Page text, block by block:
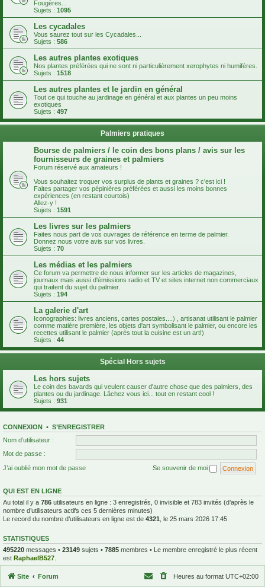
Fougères...
Sujets : 1095
Les cycadales
Vous saurez tout sur les Cycadales...
Sujets : 586
Les autres plantes exotiques
Nos plantes préférées qui ne sont ni particulièrement xerophytes ni humifères.
Sujets : 1518
Les autres plantes et le jardin en général
Tout ce qui touche au jardinage en général et aux plantes un peu moins
exotiques
Sujets : 497
Palmiers pratiques
Bourse de palmiers / le coin des bons plans / avis sur les
fournisseurs de graines et palmiers
Forum réservé aux amateurs !
Vous souhaitez troquer vos surplus de plants et graines ? c'est ici !
Faites partager vos pépinières préférées et aussi les moins bonnes
expériences (en restant courtois)
Allez-y !
Sujets : 1591
Les livres sur les palmiers
Faites nous part de vos ouvrages de référence en terme de palmier.
Donnez nous votre avis sur vos livres.
Sujets : 70
Les médias et les palmiers
Ce forum va permettre de nous informer sur les articles de magazines,
journaux mais aussi d'émissions radio et TV et sites internet non commerciaux
qui traitent du sujet du palmier.
Sujets : 194
La galerie d'art
Iconographies: livres anciens, cartes postales....) , artisanat utilisant le palmier
comme matière première, les objets d'art symbolisant le palmier, ou encore les
recettes utilisant le palmier (après tout la cuisine est un art!)
Sujets : 44
Spécial Hors sujets
Les hors sujets
Le coin des bavards qui veulent causer d'autre chose que des palmiers, des
plantes ou du jardinage. Lâchez vous ici... tout en restant cool !
Sujets : 931
CONNEXION • S’ENREGISTRER
Nom d’utilisateur :
Mot de passe :
J’ai oublié mon mot de passe
Se souvenir de moi
QUI EST EN LIGNE
Au total il y a 786 utilisateurs en ligne : 3 enregistrés, 0 invisible et 783 invités (d’après le
nombre d’utilisateurs actifs ces 5 dernières minutes)
Le record du nombre d’utilisateurs en ligne est de 4321 , le 25 mars 2026 17:45
STATISTIQUES
495220 messages • 23149 sujets • 7885 membres • Le membre enregistré le plus récent
est RaphaelB527
Site Forum Heures au format UTC+02:00